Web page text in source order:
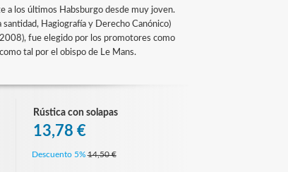
a los últimos Habsburgo desde muy joven.
Hagiografía y Derecho Canónico)
2008), fue elegido por los promotores como
tal por el obispo de Le Mans.
Rústica con solapas
13,78 €
Descuento 5% 14,50 €